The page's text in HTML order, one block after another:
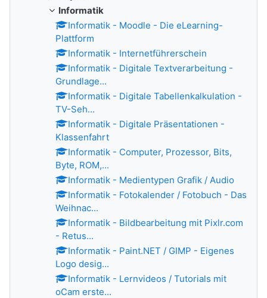
Informatik
Informatik - Moodle - Die eLearning-
Plattform
Informatik - Internetführerschein
Informatik - Digitale Textverarbeitung -
Grundlage...
Informatik - Digitale Tabellenkalkulation -
TV-Seh...
Informatik - Digitale Präsentationen -
Klassenfahrt
Informatik - Computer, Prozessor, Bits,
Byte, ROM,...
Informatik - Medientypen Grafik / Audio
Informatik - Fotokalender / Fotobuch - Das
Weihnac...
Informatik - Bildbearbeitung mit Pixlr.com
- Retus...
Informatik - Paint.NET / GIMP - Eigenes
Logo desig...
Informatik - Lernvideos / Tutorials mit
oCam erste...